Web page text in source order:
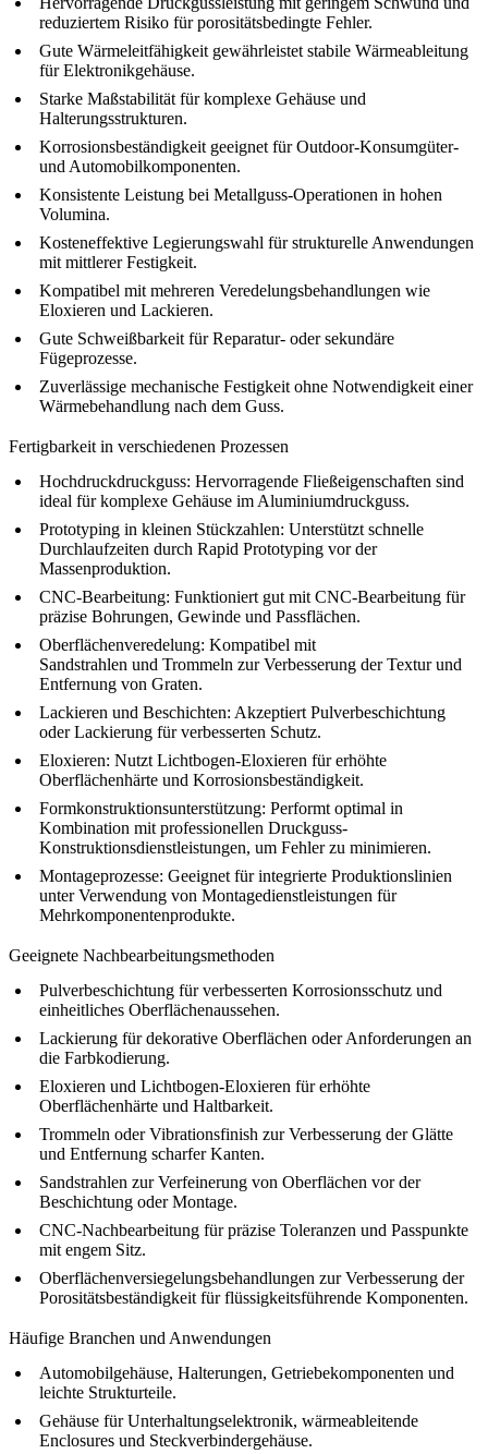
reduziertem Risiko für porositätsbedingte Fehler.
Gute Wärmeleitfähigkeit gewährleistet stabile Wärmeableitung
für Elektronikgehäuse.
Starke Maßstabilität für komplexe Gehäuse und
Halterungsstrukturen.
Korrosionsbeständigkeit geeignet für Outdoor-Konsumgüter-
und Automobilkomponenten.
Konsistente Leistung bei Metallguss-Operationen in hohen
Volumina.
Kosteneffektive Legierungswahl für strukturelle Anwendungen
mit mittlerer Festigkeit.
Kompatibel mit mehreren Veredelungsbehandlungen wie
Eloxieren und Lackieren.
Gute Schweißbarkeit für Reparatur- oder sekundäre
Fügeprozesse.
Zuverlässige mechanische Festigkeit ohne Notwendigkeit einer
Wärmebehandlung nach dem Guss.
Fertigbarkeit in verschiedenen Prozessen
Hochdruckdruckguss: Hervorragende Fließeigenschaften sind
ideal für komplexe Gehäuse im Aluminiumdruckguss.
Prototyping in kleinen Stückzahlen: Unterstützt schnelle
Durchlaufzeiten durch Rapid Prototyping vor der
Massenproduktion.
CNC-Bearbeitung: Funktioniert gut mit CNC-Bearbeitung für
präzise Bohrungen, Gewinde und Passflächen.
Oberflächenveredelung: Kompatibel mit
Sandstrahlen und Trommeln zur Verbesserung der Textur und
Entfernung von Graten.
Lackieren und Beschichten: Akzeptiert Pulverbeschichtung
oderLackierung für verbesserten Schutz.
Eloxieren: Nutzt Lichtbogen-Eloxieren für erhöhte
Oberflächenhärte und Korrosionsbeständigkeit.
Formkonstruktionsunterstützung: Performt optimal in
Kombination mit professionellen Druckguss-
Konstruktionsdienstleistungen, um Fehler zu minimieren.
Montageprozesse: Geeignet für integrierte Produktionslinien
unter Verwendung von Montagedienstleistungen für
Mehrkomponentenprodukte.
Geeignete Nachbearbeitungsmethoden
Pulverbeschichtung für verbesserten Korrosionsschutz und
einheitliches Oberflächenaussehen.
Lackierung für dekorative Oberflächen oder Anforderungen an
die Farbkodierung.
Eloxieren und Lichtbogen-Eloxieren für erhöhte
Oberflächenhärte und Haltbarkeit.
Trommeln oder Vibrationsfinish zur Verbesserung der Glätte
und Entfernung scharfer Kanten.
Sandstrahlen zur Verfeinerung von Oberflächen vor der
Beschichtung oder Montage.
CNC-Nachbearbeitung für präzise Toleranzen und Passpunkte
mit engem Sitz.
Oberflächenversiegelungsbehandlungen zur Verbesserung der
Porositätsbeständigkeit für flüssigkeitsführende Komponenten.
Häufige Branchen und Anwendungen
Automobilgehäuse, Halterungen, Getriebekomponenten und
leichte Strukturteile.
Gehäuse für Unterhaltungselektronik, wärmeableitende
Enclosures und Steckverbindergehäuse.